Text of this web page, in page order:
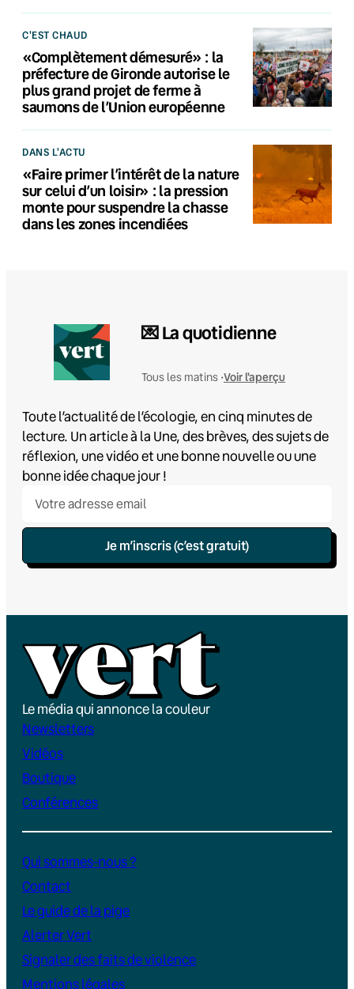
C'EST CHAUD
«Complètement démesuré» : la
préfecture de Gironde autorise le
plus grand projet de ferme à
saumons de l’Union européenne
DANS L'ACTU
«Faire primer l’intérêt de la nature
sur celui d’un loisir» : la pression
monte pour suspendre la chasse
dans les zones incendiées
💌 La quotidienne
Tous les matins •Voir l'aperçu
Toute l’actualité de l’écologie, en cinq minutes de
lecture. Un article à la Une, des brèves, des sujets de
réflexion, une vidéo et une bonne nouvelle ou une
bonne idée chaque jour !
Je m’inscris (c’est gratuit)
Le média qui annonce la couleur
Newsletters
Vidéos
Boutique
Conférences
Qui sommes-nous ?
Contact
Le guide de la pige
Alerter Vert
Signaler des faits de violence
Mentions légales